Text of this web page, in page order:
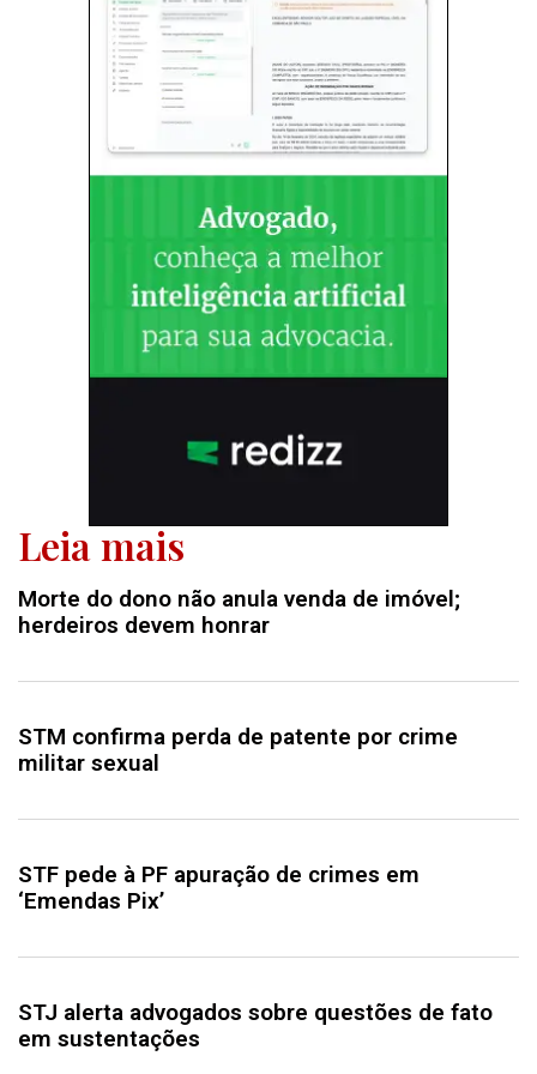
Leia mais
Morte do dono não anula venda de imóvel;
herdeiros devem honrar
STM confirma perda de patente por crime
militar sexual
STF pede à PF apuração de crimes em
‘Emendas Pix’
STJ alerta advogados sobre questões de fato
em sustentações